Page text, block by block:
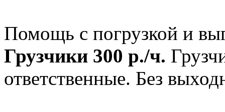
Помощь с погрузкой и
Грузчики 300 р./ч.
ответственные. Без